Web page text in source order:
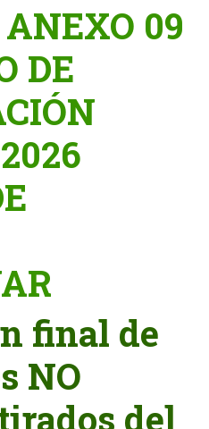
ANEXO 09
DE
final de
NO
del